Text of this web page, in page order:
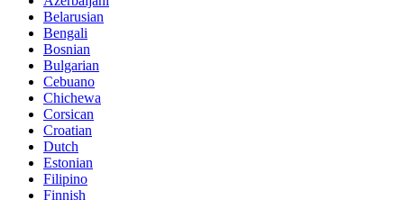
Belarusian
Bengali
Bosnian
Bulgarian
Cebuano
Chichewa
Corsican
Croatian
Dutch
Estonian
Filipino
Finnish